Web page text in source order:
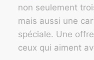
non seulement
mais aussi une
spéciale. Une
ceux qui aiment